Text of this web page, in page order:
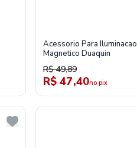
Acessorio Para Iluminacao
Magnetico Duaquin
R$ 49,89
R$ 47,40no pix